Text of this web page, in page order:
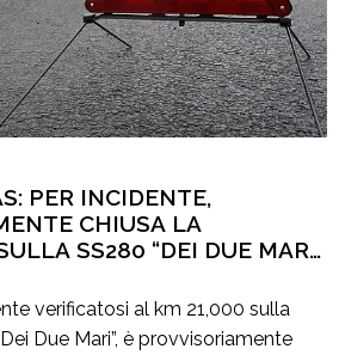
PER INCIDENTE,
CHIUSA LA
SS280 “DEI DUE MARI”,
TERME
verificatosi al km 21,000 sulla
Due Mari”, è provvisoriamente